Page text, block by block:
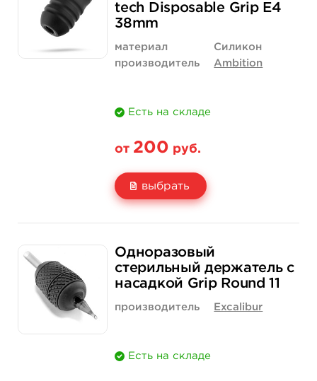
Количество купить купить
tech Disposable Grip E4
38mm
материал
Силикон
производитель
Ambition
Есть на складе
от 200 руб.
выбрать
Цена
Количество купить купить
Одноразовый
стерильный держатель с
насадкой Grip Round 11
производитель Excalibur
Есть на складе